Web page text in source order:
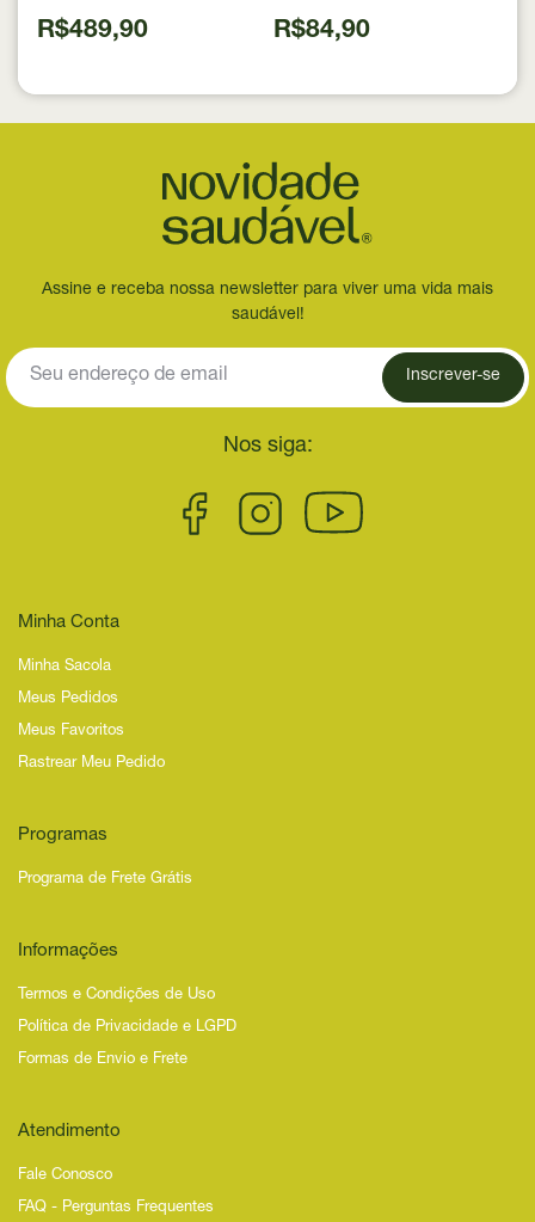
R$489,90 R$84,90
Assine e receba nossa newsletter para viver uma vida mais
saudável!
Inscrever-se
Nos siga:
Minha Conta
Minha Sacola
Meus Pedidos
Meus Favoritos
Rastrear Meu Pedido
Programas
Programa de Frete Grátis
Informações
Termos e Condições de Uso
Política de Privacidade e LGPD
Formas de Envio e Frete
Atendimento
Fale Conosco
FAQ - Perguntas Frequentes